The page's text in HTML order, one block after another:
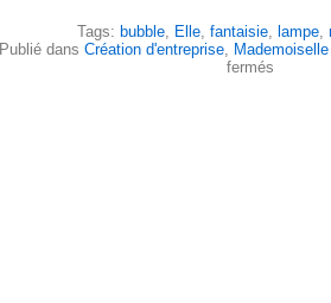
Tags: bubble, Elle, fantaisie, lampe,
Publié dans Création d'entreprise, Mademoiselle
fermés